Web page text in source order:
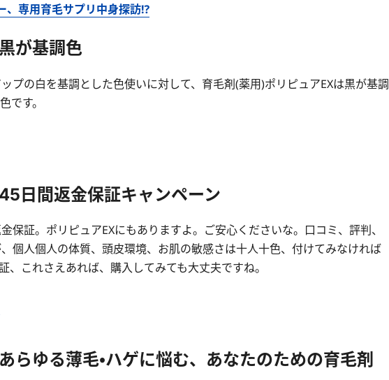
、専用育毛サプリ中身探訪⁉
が基調色
プの白を基調とした色使いに対して、育毛剤(薬用)ポリピュアEXは黒が基調
です。
日間返金保証キャンペーン
保証。ポリピュアEXにもありますよ。ご安心くださいな。口コミ、評判、
個人個人の体質、頭皮環境、お肌の敏感さは十人十色、付けてみなければ
、これさえあれば、購入してみても大丈夫ですね。
らゆる薄毛・ハゲに悩む、あなたのための育毛剤